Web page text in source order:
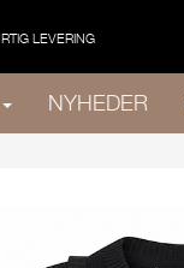
LEVERING
NYHEDER